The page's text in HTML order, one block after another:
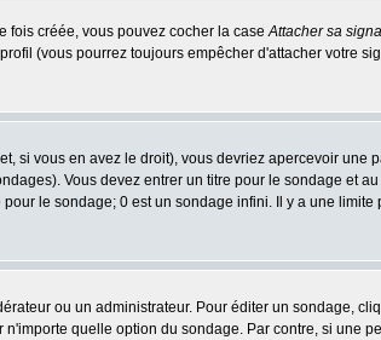
fois créée, vous pouvez cocher la caseAttacher sa
(vous pourrez toujours empêcher d'attacher votre
si vous en avez le droit), vous devriez apercevoir une
Vous devez entrer un titre pour le sondage et
le sondage; 0 est un sondage infini. Il y a une
ou un administrateur. Pour éditer un sondage,
quelle option du sondage. Par contre, si une